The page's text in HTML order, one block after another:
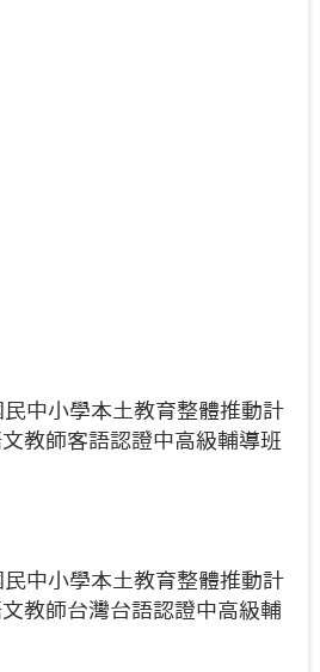
中小學本土教育整體推動計
教師客語認證中高級輔導班
中小學本土教育整體推動計
教師台灣台語認證中高級輔